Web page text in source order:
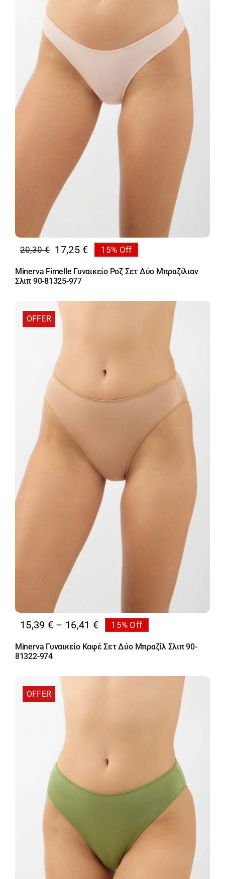
20,30€
Original
price
was:
17,25 €
Η
τρέχουσα
τιμή
15% Off
Minerva Fimelle Γυναικείο Ροζ Σετ Δύο Μπραζίλιαν
Σλιπ 90-81325-977
OFFER
15,39 € – 16,41 €Price
15,39 €
15% Off
Minerva Γυναικείο Καφέ Σετ Δύο Μπραζίλ Σλιπ 90-
81322-974
OFFER